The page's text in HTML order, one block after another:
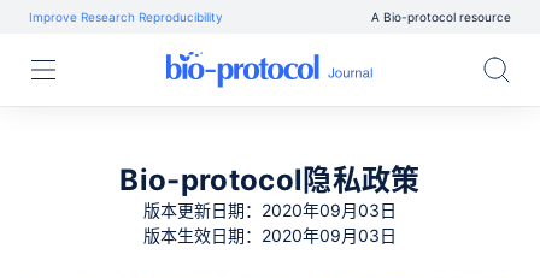
Improve Research Reproducibility A Bio-protocol resource
Bio-protocol隐私政策
版本更新日期：2020年09月03日
版本生效日期：2020年09月03日